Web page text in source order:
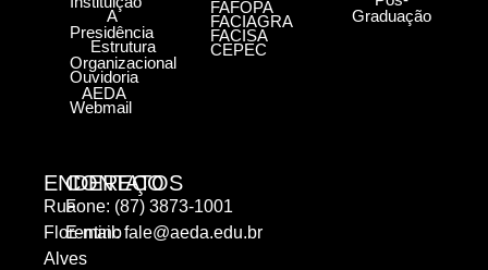
ENDEREÇO
Rua
Florentino
Alves
CONTATOS
Fone: (87) 3873-1001
E-mail:fale@aeda.edu.br
A
Presidência
Estrutura
Organizacional
Ouvidoria
AEDA
Webmail
FAFOPA
FACIAGRA
FACISA
CEPEC
Graduação